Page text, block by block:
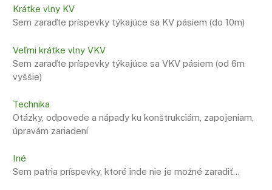
Krátke vlny KV
Sem zaraďte príspevky týkajúce sa KV pásiem (do 10m)
Veľmi krátke vlny VKV
Sem zaraďte príspevky týkajúce sa VKV pásiem (od 6m
vyššie)
Technika
Otázky, odpovede a nápady ku konštrukciám, zapojeniam,
úpravám zariadení
Iné
Sem patria príspevky, ktoré inde nie je možné zaradiť…